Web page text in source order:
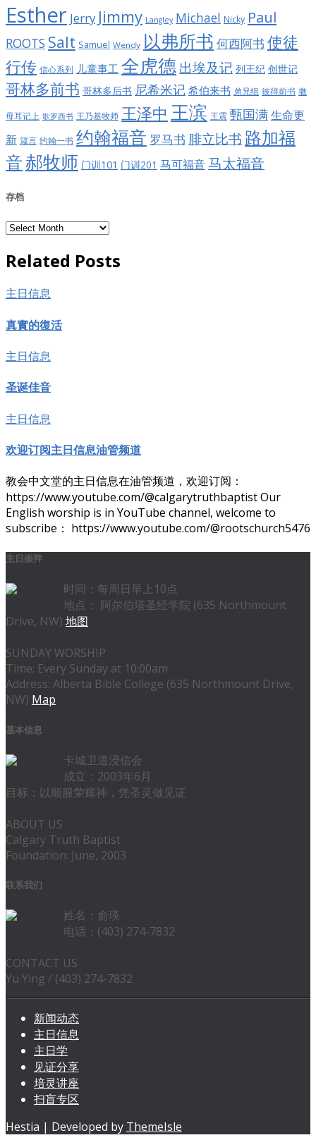
Esther Jerry Jimmy Langley Michael Nicky Paul
ROOTS Salt Samuel Wendy 以弗所书 何西阿书 使徒
行传 信心系列 儿童事工 全虎德出埃及记 列王纪 创世记
哥林多前书 哥林多后书 尼希米记 希伯来书 弟兄组 彼得前书 撒
母耳记上 歌罗西书 王乃基牧师 王泽中 王滨 王震 甄国满生命更
新 箴言 约翰一书 约翰福音 罗马书 腓立比书 路加福
音郝牧师 门训101 门训201 马可福音 马太福音
存档
存
Related Posts
主日信息
真實的復活
主日信息
圣诞佳音
主日信息
欢迎订阅主日信息油管频道
教会中文堂的主日信息在油管频道，欢迎订阅：
https://www.youtube.com/@calgarytruthbaptist Our
English worship is in YouTube channel, welcome to
subscribe： https://www.youtube.com/@rootschurch5476
主日崇拜
时间：每周日早上10点
地点： 阿尔伯塔圣经学院 (635 Northmount
Drive, NW) 地图
SUNDAY WORSHIP
Time: Every Sunday at 10:00am
Address: Alberta Bible College (635 Northmount Drive,
NW) Map
基本信息
卡城卫道浸信会
成立：2003年6月
目标：以顺服荣耀神，凭圣灵做见证
ABOUT US
Calgary Truth Baptist
Foundation: June, 2003
联系我们
姓名：俞瑛
电话：(403) 274-7832
CONTACT US
Yu Ying / (403) 274-7832
新闻动态
主日信息
主日学
见证分享
培灵讲座
扫盲专区
Hestia | Developed by ThemeIsle